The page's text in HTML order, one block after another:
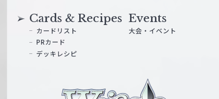
Cards & Recipes
カードリスト
PRカード
デッキレシピ
Events
大会・イベント